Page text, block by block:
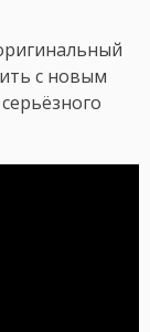
с новым